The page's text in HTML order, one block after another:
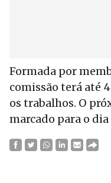
Formada por
comissão terá até
os trabalhos. O
marcado para o